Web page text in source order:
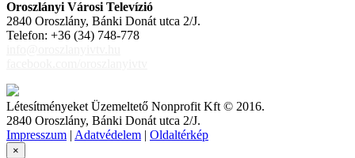
Oroszlányi Városi Televízió
2840 Oroszlány, Bánki Donát utca 2/J.
Telefon: +36 (34) 748-778
Létesítményeket Üzemeltető Nonprofit Kft © 2016.
2840 Oroszlány, Bánki Donát utca 2/J.
Impresszum | Adatvédelem | Oldaltérkép
×